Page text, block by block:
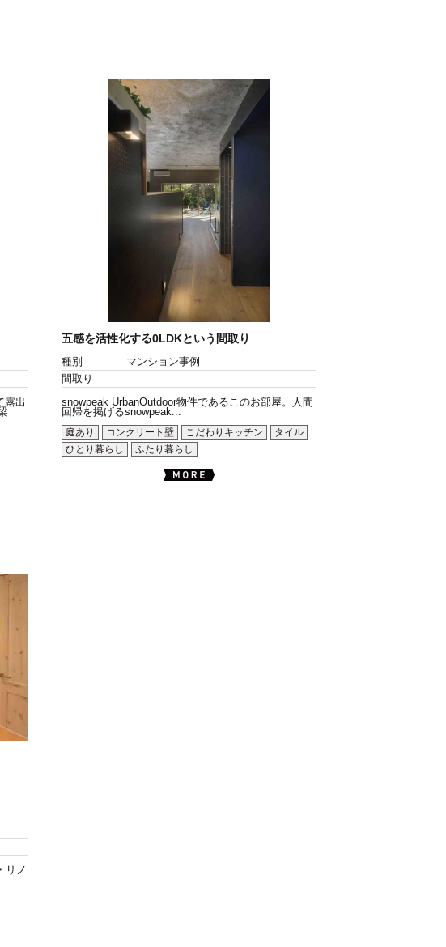
露出
五感を活性化する0LDKという間取り
種別
マンション事例
間取り
snowpeak UrbanOutdoor物件であるこのお部屋。人間
回帰を掲げるsnowpeak...
庭あり
コンクリート壁 こだわりキッチン
タイル
ひとり暮らし
ふたり暮らし
リノ